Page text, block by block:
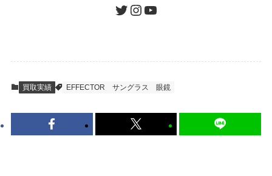
査定結果のご承認 / 入金
到着即日に査定いたします。買取金額にご納
得いただければ、最短即日の入金が可能で
ツイッターインスタグラムユーチューブ
買取実績 EFFECTOR サングラス 眼鏡